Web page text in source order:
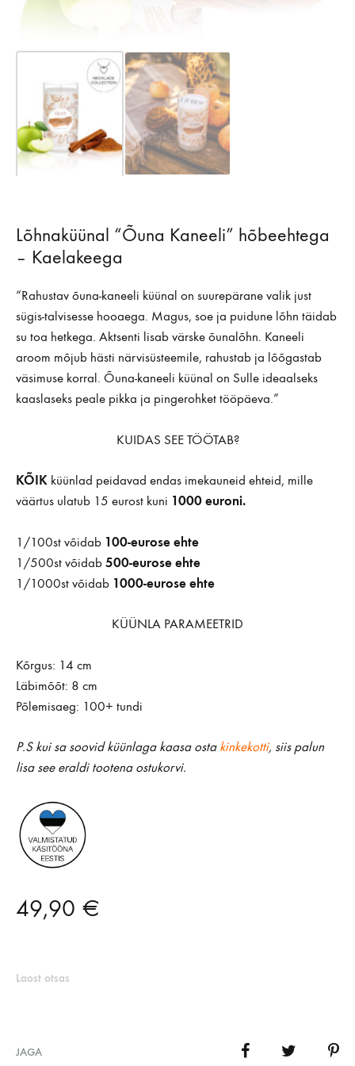
Lõhnaküünal “Õuna Kaneeli” hõbeehtega
– Kaelakeega
“Rahustav õuna-kaneeli küünal on suurepärane valik just
sügis-talvisesse hooaega. Magus, soe ja puidune lõhn täidab
su toa hetkega. Aktsenti lisab värske õunalõhn. Kaneeli
aroom mõjub hästi närvisüsteemile, rahustab ja lõõgastab
väsimuse korral. Õuna-kaneeli küünal on Sulle ideaalseks
kaaslaseks peale pikka ja pingerohket tööpäeva.”
KUIDAS SEE TÖÖTAB?
KÕIK küünlad peidavad endas imekauneid ehteid, mille
väärtus ulatub 15 eurost kuni 1000 euroni.
1/100st võidab 100-eurose ehte
1/500st võidab 500-eurose ehte
1/1000st võidab 1000-eurose ehte
KÜÜNLA PARAMEETRID
Kõrgus: 14 cm
Läbimõõt: 8 cm
Põlemisaeg: 100+ tundi
P.S kui sa soovid küünlaga kaasa osta kinkekotti, siis palun
lisa see eraldi tootena ostukorvi.
49,90 €
Laost otsas
JAGA